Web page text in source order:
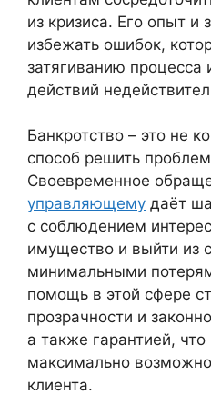
из кризиса. Его опыт и
избежать ошибок,
затягиванию процесса
действий
Банкротство – это не
способ решить
Своевременное
управляющему даёт
с соблюдением
имущество и выйти из
минимальными
помощь в этой сфере
прозрачности и
а также гарантией,
максимально
клиента.